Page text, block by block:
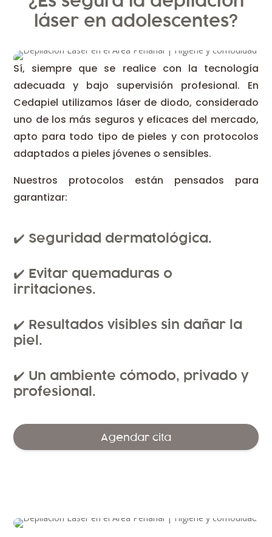
láser en adolescentes?
Sí, siempre que se realice con la tecnología
adecuada y bajo supervisión profesional. En
Cedapiel utilizamos láser de diodo, considerado
uno de los más seguros y eficaces del mercado,
apto para todo tipo de pieles y con protocolos
adaptados a pieles jóvenes o sensibles.
Nuestros protocolos están pensados para
garantizar:
✔️ Seguridad dermatológica.
✔️ Evitar quemaduras o
irritaciones.
✔️ Resultados visibles sin dañar la
piel.
✔️ Un ambiente cómodo, privado y
profesional.
Agendar cita